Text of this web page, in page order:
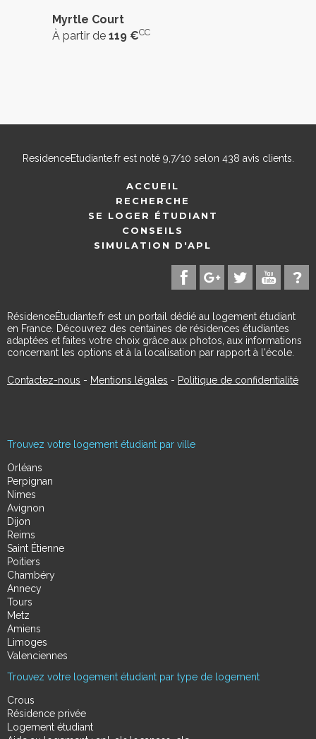
Myrtle Court
À partir de 119 €CC
ResidenceEtudiante.frest noté 9,7/10 selon 438 avis clients.
ACCUEIL
RECHERCHE
SE LOGER ÉTUDIANT
CONSEILS
SIMULATION D'APL
RésidenceÉtudiante.fr est un portail dédié au logement étudiant
en France. Découvrez des centaines de résidences étudiantes
adaptées et faites votre choix grâce aux photos, aux informations
concernant les options et à la localisation par rapport à l'école.
Contactez-nous - Mentions légales - Politique de confidentialité
Trouvez votre logement étudiant par ville
Orléans
Perpignan
Nimes
Avignon
Dijon
Reims
Saint Étienne
Poitiers
Chambéry
Annecy
Tours
Metz
Amiens
Limoges
Valenciennes
Trouvez votre logement étudiant par type de logement
Crous
Résidence privée
Logement étudiant